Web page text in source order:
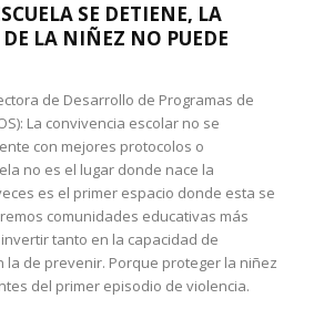
SE DETIENE, LA
LA NIÑEZ NO PUEDE
de Desarrollo de Programas de
La convivencia escolar no se
con mejores protocolos o
no es el lugar donde nace la
es el primer espacio donde esta se
comunidades educativas más
tanto en la capacidad de
la de prevenir. Porque proteger la niñez
del primer episodio de violencia.